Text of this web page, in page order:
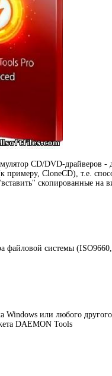
CD/DVD-драйверов
примеру, CloneCD), т.е.
скопированные на
файловой системы
Windows или любого
DAEMON Tools